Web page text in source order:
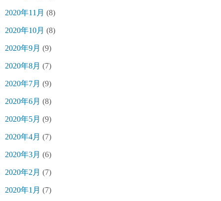
2020年11月 (8)
2020年10月 (8)
2020年9月 (9)
2020年8月 (7)
2020年7月 (9)
2020年6月 (8)
2020年5月 (9)
2020年4月 (7)
2020年3月 (6)
2020年2月 (7)
2020年1月 (7)